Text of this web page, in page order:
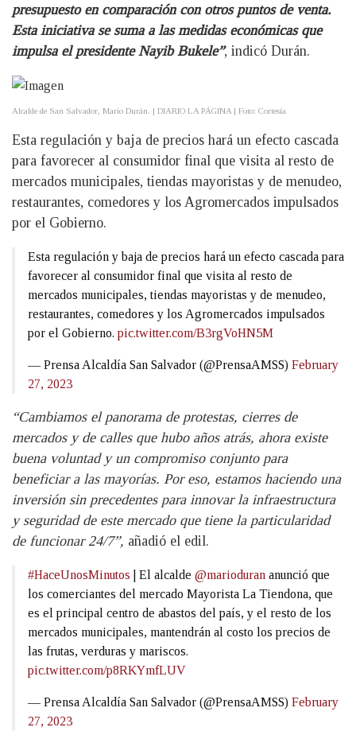
presupuesto en comparación con otros puntos de venta.
Esta iniciativa se suma a las medidas económicas que
impulsa el presidente Nayib Bukele”, indicó Durán.
Alcalde de San Salvador, Mario Durán. | DIARIO LA PÁGINA | Foto: Cortesía
Esta regulación y baja de precios hará un efecto cascada
para favorecer al consumidor final que visita al resto de
mercados municipales, tiendas mayoristas y de menudeo,
restaurantes, comedores y los Agromercados impulsados
por el Gobierno.
Esta regulación y baja de precios hará un efecto cascada para
favorecer al consumidor final que visita al resto de
mercados municipales, tiendas mayoristas y de menudeo,
restaurantes, comedores y los Agromercados impulsados
por el Gobierno. pic.twitter.com/B3rgVoHN5M
— Prensa Alcaldía San Salvador (@PrensaAMSS) February
27, 2023
“Cambiamos el panorama de protestas, cierres de
mercados y de calles que hubo años atrás, ahora existe
buena voluntad y un compromiso conjunto para
beneficiar a las mayorías. Por eso, estamos haciendo una
inversión sin precedentes para innovar la infraestructura
y seguridad de este mercado que tiene la particularidad
de funcionar 24/7”, añadió el edil.
#HaceUnosMinutos | El alcalde @marioduran anunció que
los comerciantes del mercado Mayorista La Tiendona, que
es el principal centro de abastos del país, y el resto de los
mercados municipales, mantendrán al costo los precios de
las frutas, verduras y mariscos.
pic.twitter.com/p8RKYmfLUV
— Prensa Alcaldía San Salvador (@PrensaAMSS) February
27, 2023